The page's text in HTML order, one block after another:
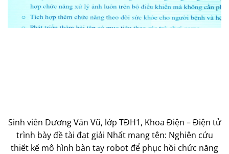
Sinh viên Dương Văn Vũ, lớp TĐH1, Khoa Điện – Điện tử
trình bày đề tài đạt giải Nhất mang tên: Nghiên cứu
thiết kế mô hình bàn tay robot để phục hồi chức năng